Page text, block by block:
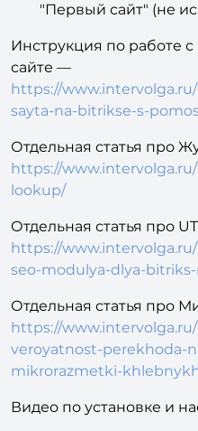
"Первый сайт" (не
Инструкция по работе
сайте —
https://
sayta-na-bitrikse-s-
Отдельная статья про
https://
lookup/
Отдельная статья про
https://
seo-modulya-dlya-
Отдельная статья про
https://
veroyatnost-perekhoda-
mikrorazmetki-
Видео по установке и